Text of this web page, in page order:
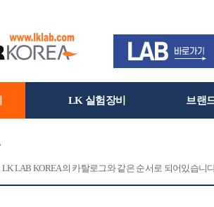
LK 실험장비 브랜
LK LAB KOREA의 카탈로그와 같은 순서로 되어있습